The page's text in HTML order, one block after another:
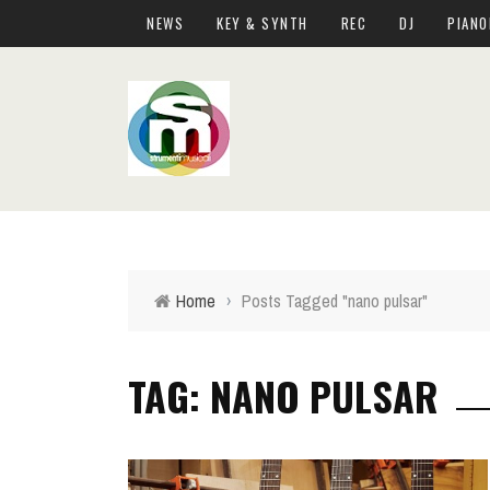
NEWS KEY & SYNTH REC DJ
Home › Posts Tagged "nano pulsar"
TAG: NANO PULSAR